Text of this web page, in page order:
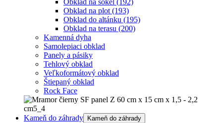
Obklad na sokel (192)
Obklad na plot (193)
Obklad do altánku (195)
Obklad na terasu (200)
Kamenná dyha
Samolepiaci obklad
Panely a pásiky
Tehlový obklad
Veľkoformátový obklad
Štiepaný obklad
Rock Face
Kameň do záhrady Kameň do záhrady